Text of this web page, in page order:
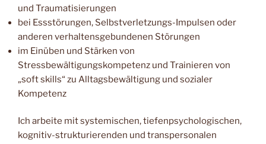
und Traumatisierungen
bei Essstörungen, Selbstverletzungs-Impulsen oder
anderen verhaltensgebundenen Störungen
im Einüben und Stärken von
Stressbewältigungskompetenz und Trainieren von
„soft skills“ zu Alltagsbewältigung und sozialer
Kompetenz
Ich arbeite mit systemischen, tiefenpsychologischen,
kognitiv-strukturierenden und transpersonalen